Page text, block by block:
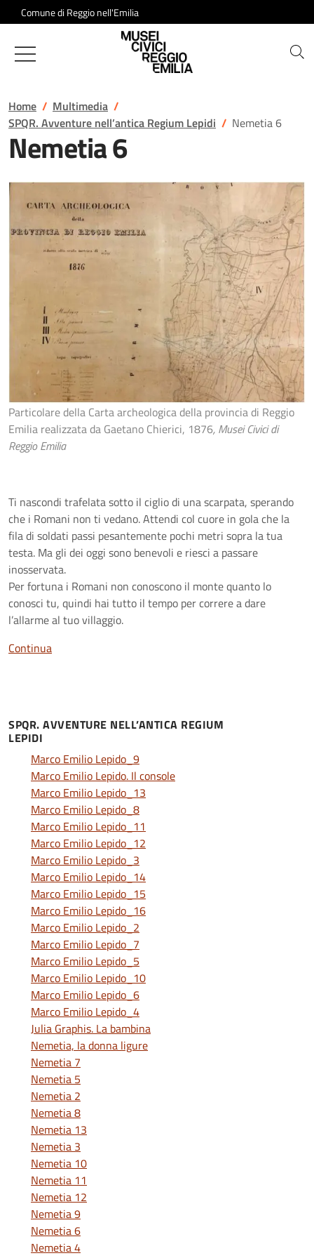
Salta al contenuto
Comune di Reggio nell'Emilia
Musei Civici di Reggio Emilia
Home
Multimedia
SPQR. Avventure nell’antica Regium Lepidi
Nemetia 6
Nemetia 6
Particolare della Carta archeologica della provincia di Reggio
Emilia realizzata da Gaetano Chierici, 1876, Musei Civici di
Reggio Emilia
Ti nascondi trafelata sotto il ciglio di una scarpata, sperando
che i Romani non ti vedano. Attendi col cuore in gola che la
fila di soldati passi pesantemente pochi metri sopra la tua
testa. Ma gli dei oggi sono benevoli e riesci a passare
inosservata.
Per fortuna i Romani non conoscono il monte quanto lo
conosci tu, quindi hai tutto il tempo per correre a dare
l’allarme al tuo villaggio.
Continua
SPQR. AVVENTURE NELL’ANTICA REGIUM
LEPIDI
Marco Emilio Lepido_9
Marco Emilio Lepido. Il console
Marco Emilio Lepido_13
Marco Emilio Lepido_8
Marco Emilio Lepido_11
Marco Emilio Lepido_12
Marco Emilio Lepido_3
Marco Emilio Lepido_14
Marco Emilio Lepido_15
Marco Emilio Lepido_16
Marco Emilio Lepido_2
Marco Emilio Lepido_7
Marco Emilio Lepido_5
Marco Emilio Lepido_10
Marco Emilio Lepido_6
Marco Emilio Lepido_4
Julia Graphis. La bambina
Nemetia, la donna ligure
Nemetia 7
Nemetia 5
Nemetia 2
Nemetia 8
Nemetia 13
Nemetia 3
Nemetia 10
Nemetia 11
Nemetia 12
Nemetia 9
Nemetia 6
Nemetia 4